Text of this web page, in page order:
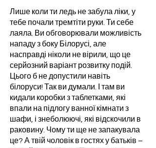
Лише коли ти ледь не забула ліки, у
тебе почали тремтіти руки. Ти себе
лаяла. Ви обговорювали можливість
нападу з боку Білорусі, але
насправді ніколи не вірили, що це
серйозний варіант розвитку подій.
Цього б не допустили навіть
білоруси! Так ви думали. І там ви
кидали коробки з таблетками, які
впали на підлогу ванної кімнати з
шафи, і знеболюючі, які відскочили в
раковину. Чому ти ще не запакувала
це? А твій чоловік в гостях у батьків –